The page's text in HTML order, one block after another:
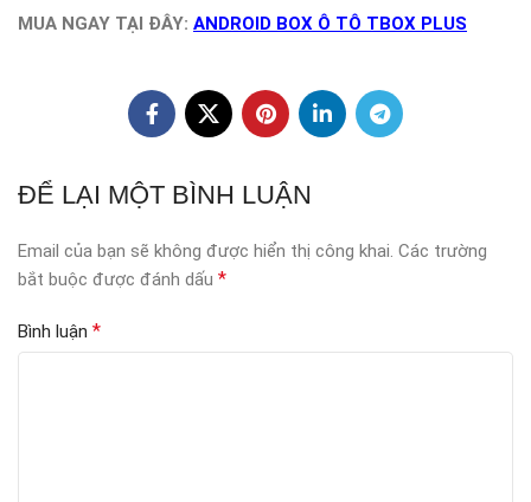
MUA NGAY TẠI ĐÂY: ANDROID BOX Ô TÔ TBOX PLUS
ĐỂ LẠI MỘT BÌNH LUẬN
Email của bạn sẽ không được hiển thị công khai. Các trường
bắt buộc được đánh dấu *
Bình luận *